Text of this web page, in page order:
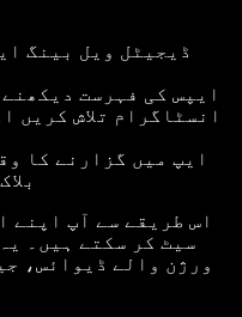
ایپس کی فہرست
انسٹاگرام تلاش کریں
ایپ میں گزارنے کا
بلاک
اس طریقے سے آپ اپنے
ورژن والے ڈیوائس،